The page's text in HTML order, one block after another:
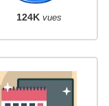
124K vues